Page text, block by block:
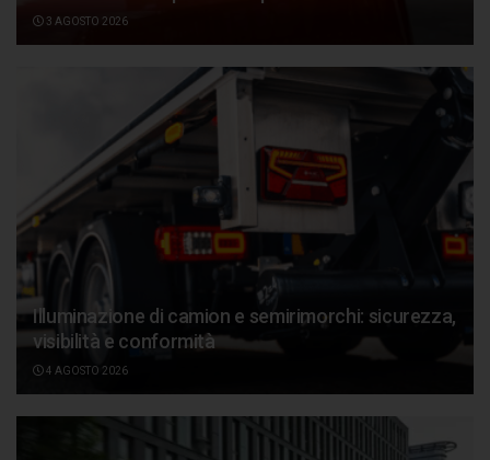
3 AGOSTO 2026
Illuminazione di camion e semirimorchi: sicurezza,
visibilità e conformità
4 AGOSTO 2026